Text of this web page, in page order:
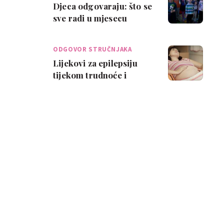
Djeca odgovaraju: što se
sve radi u mjesecu
ODGOVOR STRUČNJAKA
Lijekovi za epilepsiju
tijekom trudnoće i